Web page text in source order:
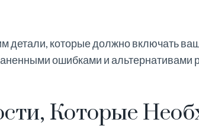
детали, которые должно включать
ошибками и
Которые